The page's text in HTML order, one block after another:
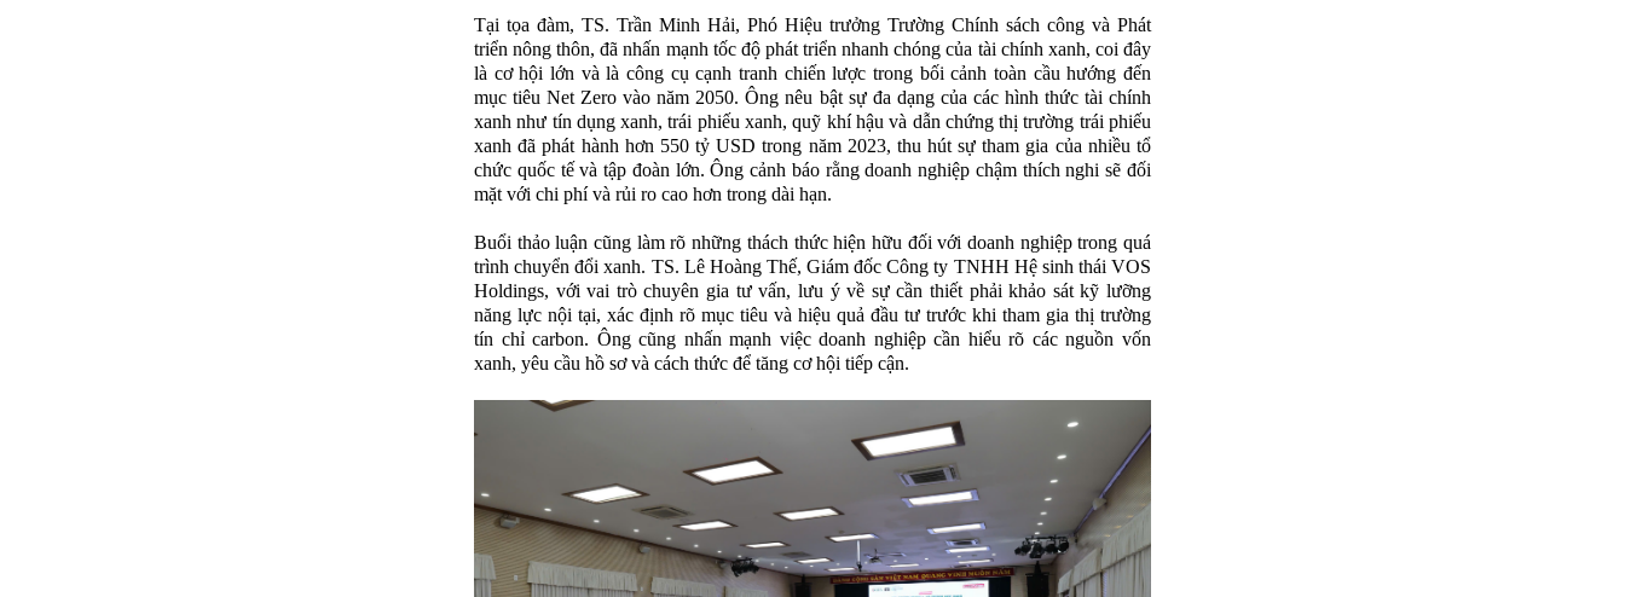
Tại tọa đàm, TS. Trần Minh Hải, Phó Hiệu trưởng Trường Chính sách công và Phát
triển nông thôn, đã nhấn mạnh tốc độ phát triển nhanh chóng của tài chính xanh, coi đây
là cơ hội lớn và là công cụ cạnh tranh chiến lược trong bối cảnh toàn cầu hướng đến
mục tiêu Net Zero vào năm 2050. Ông nêu bật sự đa dạng của các hình thức tài chính
xanh như tín dụng xanh, trái phiếu xanh, quỹ khí hậu và dẫn chứng thị trường trái phiếu
xanh đã phát hành hơn 550 tỷ USD trong năm 2023, thu hút sự tham gia của nhiều tổ
chức quốc tế và tập đoàn lớn. Ông cảnh báo rằng doanh nghiệp chậm thích nghi sẽ đối
mặt với chi phí và rủi ro cao hơn trong dài hạn.
Buổi thảo luận cũng làm rõ những thách thức hiện hữu đối với doanh nghiệp trong quá
trình chuyển đổi xanh. TS. Lê Hoàng Thế, Giám đốc Công ty TNHH Hệ sinh thái VOS
Holdings, với vai trò chuyên gia tư vấn, lưu ý về sự cần thiết phải khảo sát kỹ lưỡng
năng lực nội tại, xác định rõ mục tiêu và hiệu quả đầu tư trước khi tham gia thị trường
tín chỉ carbon. Ông cũng nhấn mạnh việc doanh nghiệp cần hiểu rõ các nguồn vốn
xanh, yêu cầu hồ sơ và cách thức để tăng cơ hội tiếp cận.